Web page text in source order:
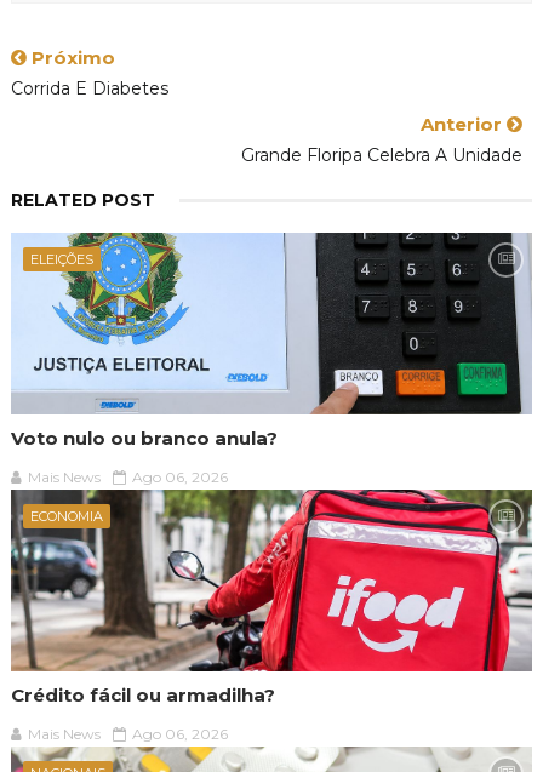
Próximo
Corrida E Diabetes
Anterior
Grande Floripa Celebra A Unidade
RELATED POST
ELEIÇÕES
Voto nulo ou branco anula?
Mais News Ago 06, 2026
ECONOMIA
Crédito fácil ou armadilha?
Mais News Ago 06, 2026